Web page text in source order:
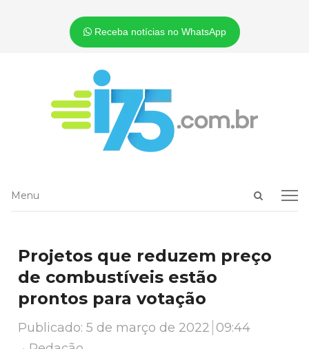
Receba notícias no WhatsApp
Open
Menu
Menu
Projetos que reduzem preço
de combustíveis estão
prontos para votação
Publicado:5 de março de 2022 09:44